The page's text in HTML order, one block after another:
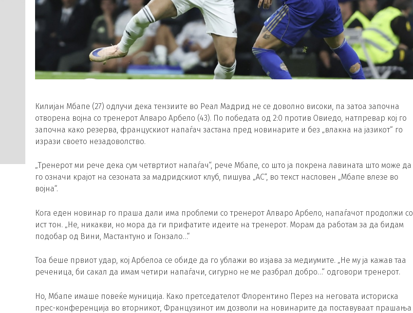
Килијан Мбапе (27) одлучи дека тензиите во Реал Мадрид не се доволно високи, па затоа започна
отворена војна со тренерот Алваро Арбело (43). По победата од 2:0 против Овиедо, натпревар кој го
започна како резерва, францускиот напаѓач застана пред новинарите и без „влакна на јазикот“ го
изрази своето незадоволство.
„Тренерот ми рече дека сум четвртиот напаѓач“, рече Мбапе, со што ја покрена лавината што може да
го означи крајот на сезоната за мадридскиот клуб, пишува „АС“, во текст насловен „Мбапе влезе во
војна“.
Кога еден новинар го праша дали има проблеми со тренерот Алваро Арбело, напаѓачот продолжи со
ист тон. „Не, никакви, но мора да ги прифатите идеите на тренерот. Морам да работам за да бидам
подобар од Вини, Мастантуно и Гонзало…“
Тоа беше првиот удар, кој Арбелоа се обиде да го ублажи во изјава за медиумите. „Не му ја кажав таа
реченица, би сакал да имам четири напаѓачи, сигурно не ме разбрал добро…“ одговори тренерот.
Но, Мбапе имаше повеќе муниција. Како претседателот Флорентино Перез на неговата историска
прес-конференција во вторникот, Французинот им дозволи на новинарите да поставуваат прашања